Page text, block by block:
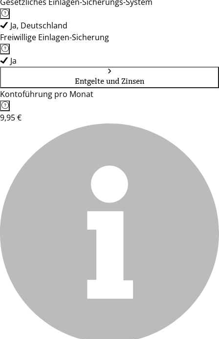
Ja, Deutschland
Freiwillige Einlagen-Sicherung
Ja
Entgelte und Zinsen
Kontoführung pro Monat
9,95 €